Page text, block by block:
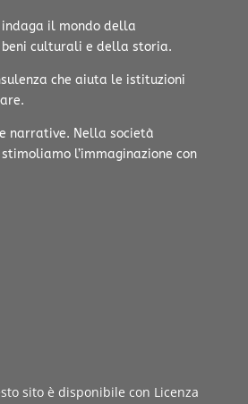
indaga il mondo della
beni culturali e della storia.
che aiuta le istituzioni
narrative. Nella società
l’immaginazione con
sito è disponibile con Licenza